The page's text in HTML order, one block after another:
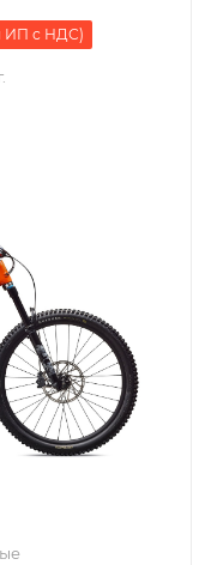
ИП с НДС)